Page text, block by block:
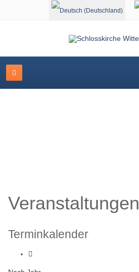
Sprache auswählen
Veranstaltungen
Terminkalender